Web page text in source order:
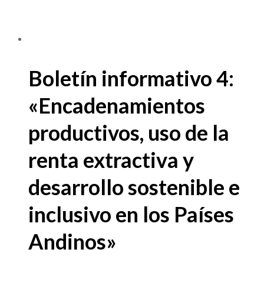
Boletín informativo 4:
«Encadenamientos
productivos, uso de la
renta extractiva y
desarrollo sostenible e
inclusivo en los Países
Andinos»